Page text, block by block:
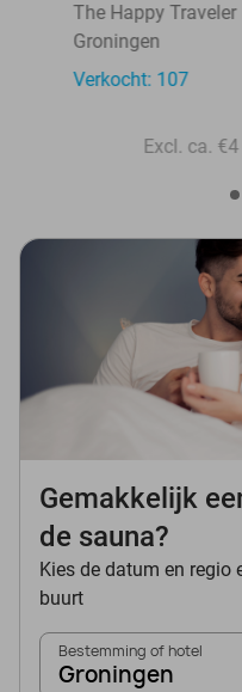
The Happy Traveler
Groningen
Verkocht: 107
Excl. ca.
Gemakkelijk
de sauna?
Kies de datum en
buurt
Bestemming of hotel
Groningen